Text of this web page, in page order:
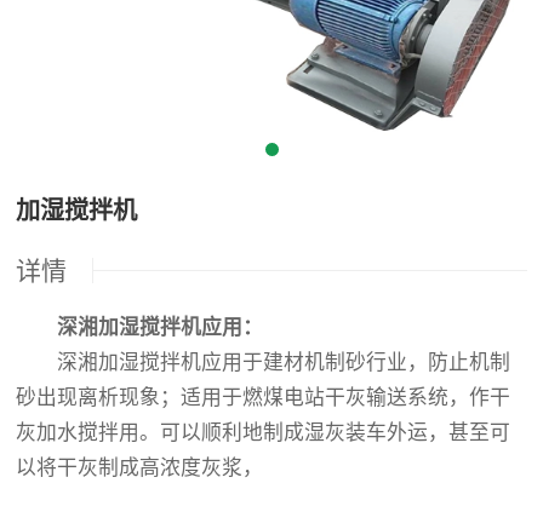
加湿搅拌机
详情
深湘加湿搅拌机应用：
深湘加湿搅拌机应用于建材机制砂行业，防止机制
砂出现离析现象；适用于燃煤电站干灰输送系统，作干
灰加水搅拌用。可以顺利地制成湿灰装车外运，甚至可
以将干灰制成高浓度灰浆，